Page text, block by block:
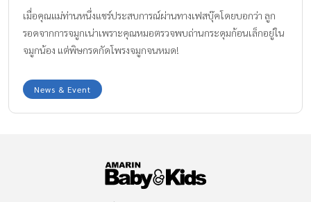
เมื่อคุณแม่ท่านหนึ่งแชร์ประสบการณ์ผ่านทางเฟสบุ๊คโดยบอกว่า ลูก
รอดจากการจมูกเน่าเพราะคุณหมอตรวจพบถ่านกระดุมก้อนเล็กอยู่ใน
จมูกน้อง แต่พิษกรดกัดโพรงจมูกจนหมด!
News & Event